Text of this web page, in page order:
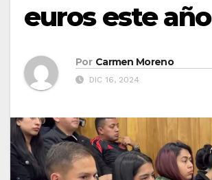
euros este año
Por Carmen Moreno
DIC 16, 2024